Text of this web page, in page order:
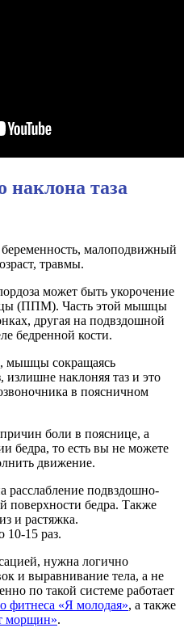
наклона таза
малоподвижный
травмы.
может быть укорочение
(ППМ). Часть этой мышцы
другая на подвздошной
бедренной кости.
мышцы сокращаясь
излишне наклоняя таз и это
в поясничном
боли в пояснице, а
бедра, то есть вы не можете
движение.
подвздошно-
бедра. Также
и растяжка.
10-15 раз.
нужна логично
и выравнивание тела, а не
по такой системе работает
фитнеса «Я молодая», а также
морщин».